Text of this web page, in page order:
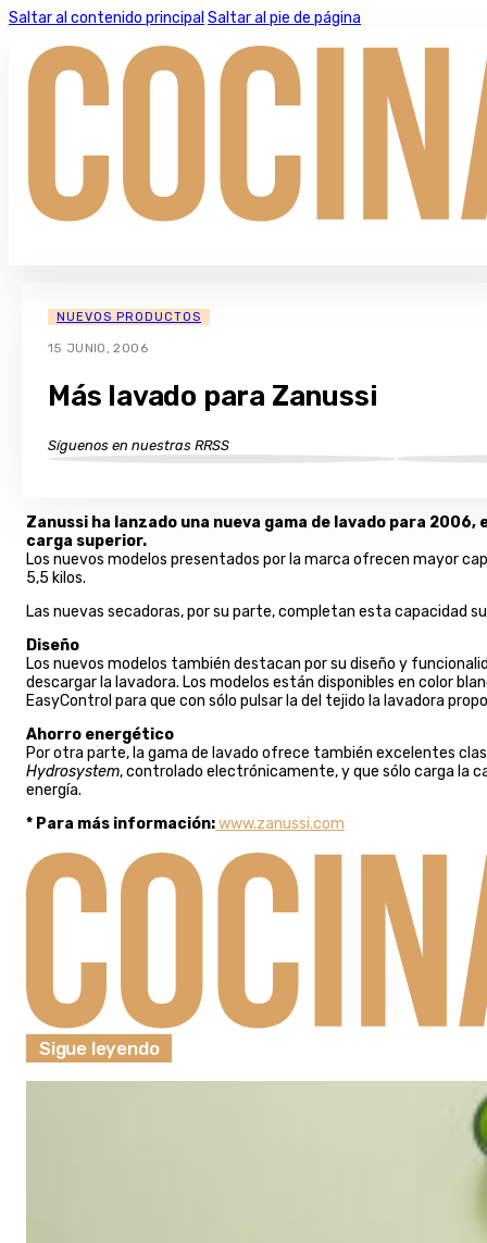
Saltar al contenido principal Saltar al pie de página
NUEVOS PRODUCTOS
15 JUNIO, 2006
Más lavado para Zanussi
Síguenos en nuestras RRSS
Zanussi ha lanzado una nueva gama de lavado para
carga superior.
Los nuevos modelos presentados por la marca ofrecen mayor
5,5 kilos.
Las nuevas secadoras, por su parte, completan esta capacidad
Diseño
Los nuevos modelos también destacan por su diseño y
descargar la lavadora. Los modelos están disponibles en color
EasyControl para que con sólo pulsar la del tejido la lavadora
Ahorro energético
Por otra parte, la gama de lavado ofrece también excelentes
Hydrosystem, controlado electrónicamente, y que sólo carga la
energía.
* Para más información:www.zanussi.com
Sigue leyendo